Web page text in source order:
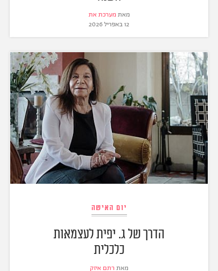
מאת מערכת את
12 באפריל 2026
יום האישה
הדרך של ג. יפית לעצמאות
כלכלית
מאת רתם איזק